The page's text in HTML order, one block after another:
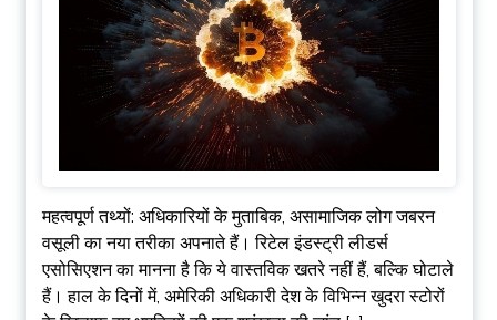
महत्वपूर्ण तथ्यों: अधिकारियों के मुताबिक, असामाजिक लोग जबरन
वसूली का नया तरीका अपनाते हैं। रिटेल इंडस्ट्री लीडर्स
एसोसिएशन का मानना ​​है कि ये वास्तविक खतरे नहीं हैं, बल्कि घोटाले
हैं। हाल के दिनों में, अमेरिकी अधिकारी देश के विभिन्न खुदरा स्टोरों